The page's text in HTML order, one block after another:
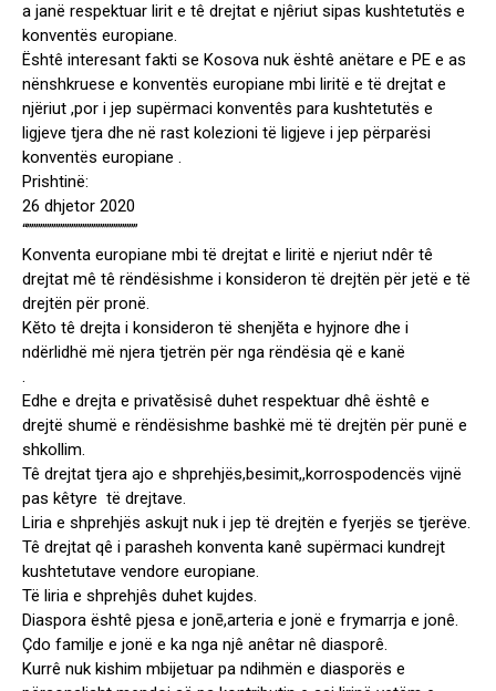
a janë respektuar lirit e tê drejtat e njêriut sipas kushtetutës e
konventës europiane.
Ështê interesant fakti se Kosova nuk ështê anëtare e PE e as
nënshkruese e konventës europiane mbi liritë e të drejtat e
njëriut ,por i jep supërmaci konventês para kushtetutës e
ligjeve tjera dhe në rast kolezioni të ligjeve i jep përparësi
konventës europiane .
Prishtinë:
26 dhjetor 2020
“”””””””””””””””””””””””””
Konventa europiane mbi të drejtat e liritë e njeriut ndêr tê
drejtat mê tê rëndësishme i konsideron të drejtën për jetë e të
drejtën për pronë.
Kĕto tê drejta i konsideron të shenjĕta e hyjnore dhe i
ndërlidhë më njera tjetrën për nga rëndësia që e kanë
.
Edhe e drejta e privatĕsisê duhet respektuar dhê ështê e
drejtë shumë e rëndësishme bashkë më të drejtën për punë e
shkollim.
Tê drejtat tjera ajo e shprehjës,besimit,,korrospodencës vijnë
pas kêtyre të drejtave.
Liria e shprehjës askujt nuk i jep të drejtën e fyerjës se tjerëve.
Tê drejtat qê i parasheh konventa kanê supërmaci kundrejt
kushtetutave vendore europiane.
Të liria e shprehjês duhet kujdes.
Diaspora ështê pjesa e jonē,arteria e jonë e frymarrja e jonê.
Çdo familje e jonë e ka nga njê anêtar nê diasporê.
Kurrê nuk kishim mbijetuar pa ndihmën e diasporës e